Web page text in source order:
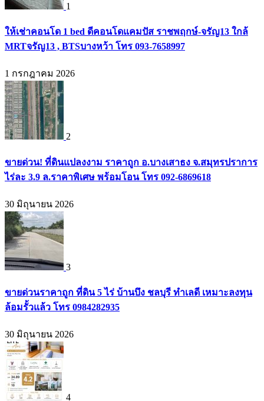
1
ให้เช่าคอนโด 1 bed ดีคอนโดแคมปัส ราชพฤกษ์-จรัญ13 ใกล้
MRTจรัญ13 , BTSบางหว้า โทร 093-7658997
1 กรกฎาคม 2026
2
ขายด่วน! ที่ดินแปลงงาม ราคาถูก อ.บางเสาธง จ.สมุทรปราการ
ไร่ละ 3.9 ล.ราคาพิเศษ พร้อมโอน โทร 092-6869618
30 มิถุนายน 2026
3
ขายด่วนราคาถูก ที่ดิน 5 ไร่ บ้านบึง ชลบุรี ทำเลดี เหมาะลงทุน
ล้อมรั้วแล้ว โทร 0984282935
30 มิถุนายน 2026
4